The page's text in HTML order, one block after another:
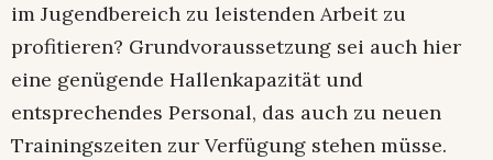
im Jugendbereich zu leistenden Arbeit zu
profitieren? Grundvoraussetzung sei auch hier
eine genügende Hallenkapazität und
entsprechendes Personal, das auch zu neuen
Trainingszeiten zur Verfügung stehen müsse.